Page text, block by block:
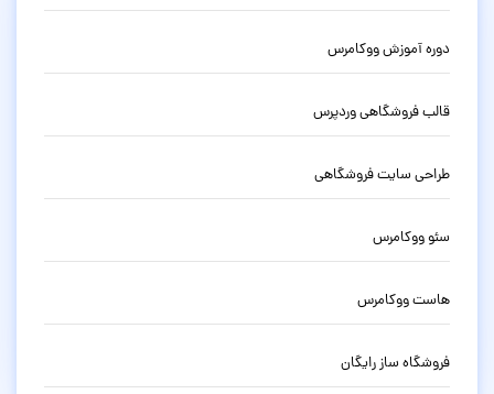
دوره آموزش ووکامرس
قالب فروشگاهی وردپرس
طراحی سایت فروشگاهی
سئو ووکامرس
هاست ووکامرس
فروشگاه ساز رایگان